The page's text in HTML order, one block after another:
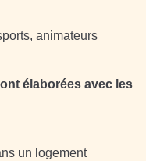
animateurs
élaborées avec les
un logement